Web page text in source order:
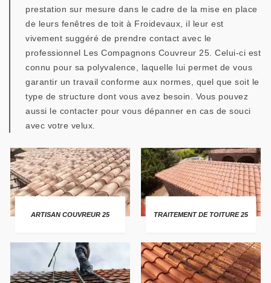
prestation sur mesure dans le cadre de la mise en place
de leurs fenêtres de toit à Froidevaux, il leur est
vivement suggéré de prendre contact avec le
professionnel Les Compagnons Couvreur 25. Celui-ci est
connu pour sa polyvalence, laquelle lui permet de vous
garantir un travail conforme aux normes, quel que soit le
type de structure dont vous avez besoin. Vous pouvez
aussi le contacter pour vous dépanner en cas de souci
avec votre velux.
ARTISAN COUVREUR 25 TRAITEMENT DE TOITURE 25